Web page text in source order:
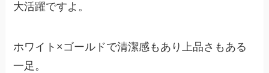
大活躍ですよ。
ホワイト×ゴールドで清潔感もあり上品さもある
一足。